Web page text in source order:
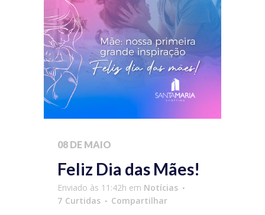
08 DE MAIO
Feliz Dia das Mães!
Enviado às 11:42h em Notícias
7 Curtidas Compartilhar